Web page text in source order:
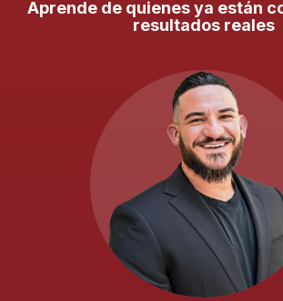
Aprende de quienes ya están
resultados reales